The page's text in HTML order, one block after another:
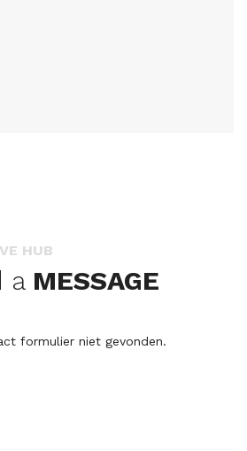
HUB
a MESSAGE
formulier niet gevonden.